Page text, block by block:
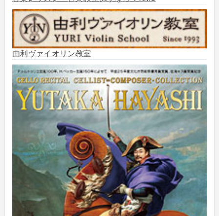
2025年8月 (5)
2025年7月 (3)
2025年6月 (1)
2025年5月 (5)
2025年3月 (1)
2025年2月
2025年1月 (3)
2024年12月
2024年11月
由利ヴァイオリン教室